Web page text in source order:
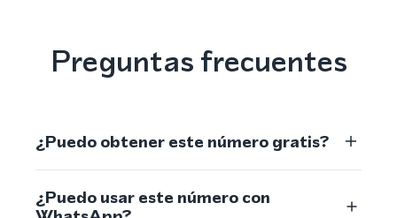
Preguntas frecuentes
¿Puedo obtener este número gratis?
¿Puedo usar este número con